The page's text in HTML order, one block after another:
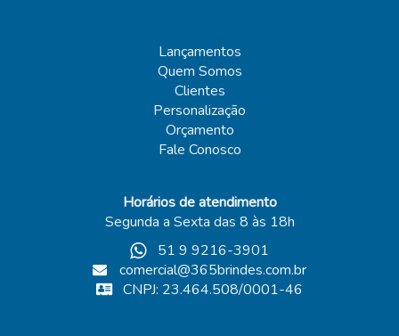
Lançamentos
Quem Somos
Clientes
Personalização
Orçamento
Fale Conosco
Horários de atendimento
Segunda a Sexta das 8 às 18h
51 9 9216-3901
comercial@365brindes.com.br
CNPJ: 23.464.508/0001-46